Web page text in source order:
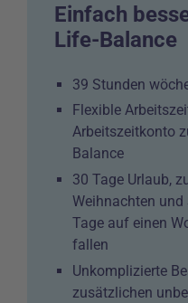
Einfach
Life-Balance
39 Stunden
Flexible
Arbeitszeitkonto
Balance
30 Tage Urlaub,
Weihnachten und
Tage auf einen
fallen
Unkomplizierte
zusätzlichen